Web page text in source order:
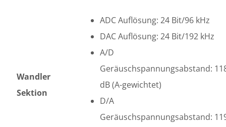
Wandler
Sektion
ADC Auflösung: 24 Bit/96 kHz
DAC Auflösung: 24 Bit/192 kHz
A/D
Geräuschspannungsabstand:
dB (A-gewichtet)
D/A
Geräuschspannungsabstand: